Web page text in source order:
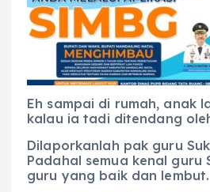
Eh sampai di rumah, anak
kalau ia tadi ditendang
Dilaporkanlah pak guru
Padahal semua kenal guru
guru yang baik dan lembut.